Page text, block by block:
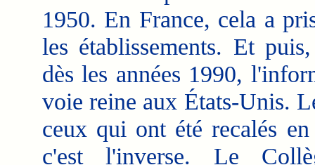
1950. En France, cela a
les établissements. Et
dès les années 1990,
voie reine aux États-Unis.
ceux qui ont été recalés
c'est l'inverse. Le